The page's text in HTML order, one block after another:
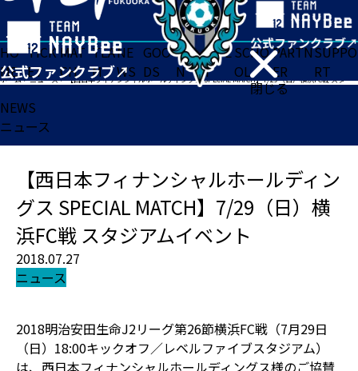
閉じる
HO
ME
TICK
ET
MAT
CH
TEA
M
NE
WS
GOO
DS
FA
N
ACADE
MY
SCHO
OL
PARTN
ER
SUPPO
RT
ホーム>ニュース>【西日本フィナンシャルホールディングス SPECIAL MATCH】7/29（日）横浜FC戦 スタジアムイベント
NEWS
ニュース
【西日本フィナンシャルホールディン
グス SPECIAL MATCH】7/29（日）横
浜FC戦 スタジアムイベント
2018.07.27
ニュース
2018明治安田生命J2リーグ第26節横浜FC戦（7月29日
（日）18:00キックオフ／レベルファイブスタジアム）
は、西日本フィナンシャルホールディングス様のご協賛